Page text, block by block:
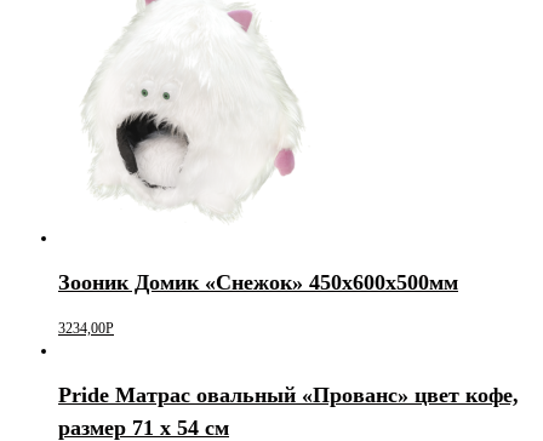
Зооник Домик «Снежок» 450х600х500мм
3234,00Р
Pride Матрас овальный «Прованс» цвет кофе,
размер 71 х 54 см